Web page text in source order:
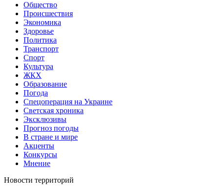
Общество
Происшествия
Экономика
Здоровье
Политика
Транспорт
Спорт
Культура
ЖКХ
Образование
Погода
Спецоперация на Украине
Светская хроника
Эксклюзивы
Прогноз погоды
В стране и мире
Акценты
Конкурсы
Мнение
Новости территорий